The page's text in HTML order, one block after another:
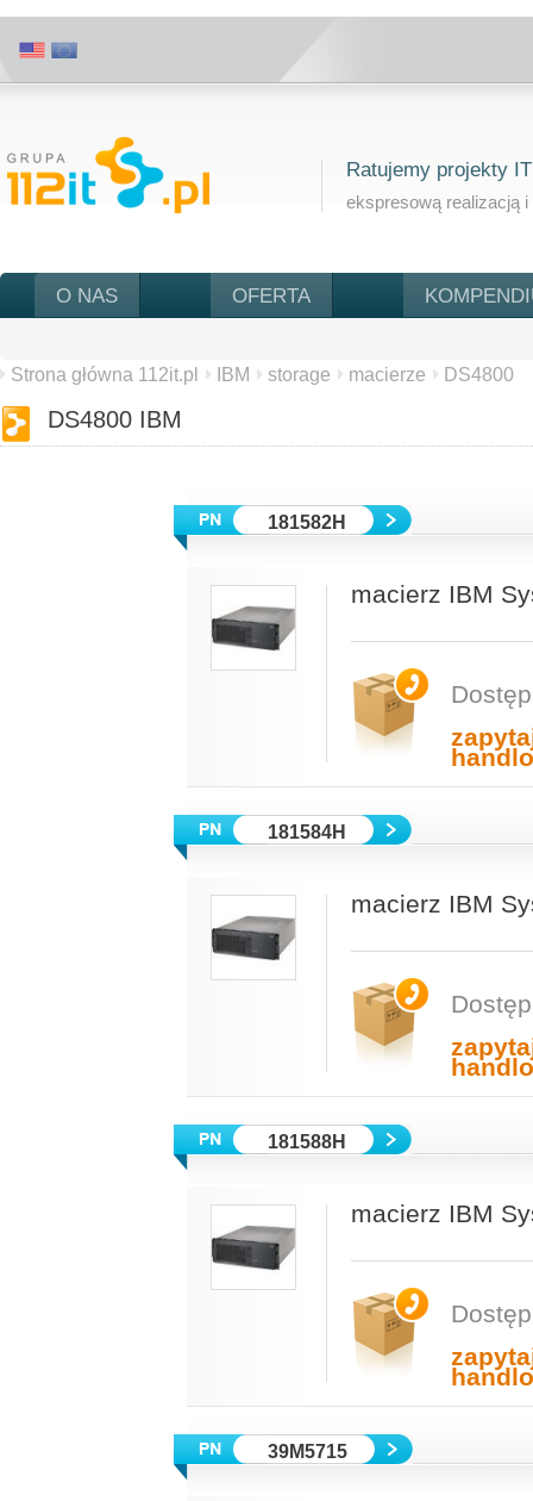
Ratujemy projekty IT
ekspresową realizacją i
O NAS OFERTA
Strona główna 112it.pl IBM storage macierze DS4800
DS4800 IBM
181582H
macierz IBM
181584H
macierz IBM
181588H
macierz IBM
39M5715